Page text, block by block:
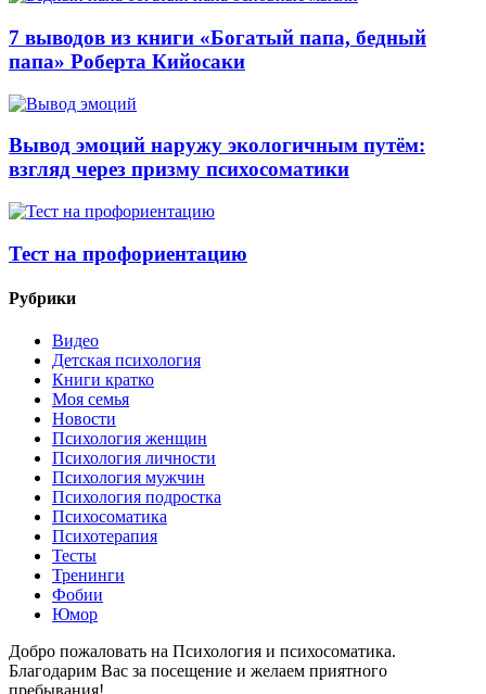
7 выводов из книги «Богатый папа, бедный
папа» Роберта Кийосаки
Вывод эмоций наружу экологичным путём:
взгляд через призму психосоматики
Тест на профориентацию
Рубрики
Видео
Детская психология
Книги кратко
Моя семья
Новости
Психология женщин
Психология личности
Психология мужчин
Психология подростка
Психосоматика
Психотерапия
Тесты
Тренинги
Фобии
Юмор
Добро пожаловать на Психология и психосоматика.
Благодарим Вас за посещение и желаем приятного